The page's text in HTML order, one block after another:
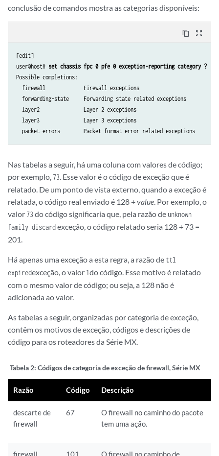
conclusão de comandos mostra as categorias disponíveis:
content_copy zoom_out_map
[edit]
user@host# set chassis fpc 0 pfe 0 exception-reporting category ?
Possible completions:
  firewall             Firewall exceptions
  forwarding-state     Forwarding state related exceptions
  layer2               Layer 2 exceptions
  layer3               Layer 3 exceptions
  packet-errors        Packet format error related exceptions
Nas tabelas a seguir, há uma coluna com valores de código;
por exemplo, 73. Esse valor é o código de exceção que é
relatado. De um ponto de vista externo, quando a exceção é
relatada, o código real enviado é 128 +value. Por exemplo, o
valor 73 do código significaria que, pela razão de unknown
family discardexceção, o código relatado seria 128 + 73 =
201.
Há apenas uma exceção a esta regra, a razão de ttl
expiredexceção, o valor 1do código. Esse motivo é relatado
com o mesmo valor de código; ou seja, a 128 não é
adicionada ao valor.
As tabelas a seguir, organizadas por categoria de exceção,
contêm os motivos de exceção, códigos e descrições de
código para os roteadores da Série MX.
Tabela 2: Códigos de categoria de exceção de firewall, Série MX
Razão Código Descrição
descarte de
firewall
67
O firewall no caminho do pacote
tem uma ação.
firewall
101
O firewall no caminho de